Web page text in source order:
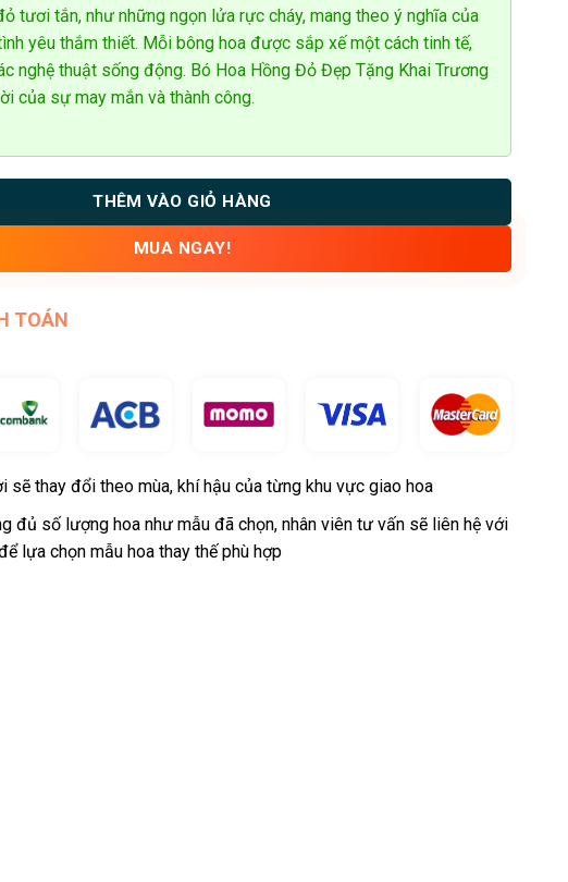
tươi tắn, như những ngọn lửa rực cháy, mang theo ý nghĩa của
yêu thắm thiết. Mỗi bông hoa được sắp xế một cách tinh tế,
nghệ thuật sống động. Bó Hoa Hồng Đỏ Đẹp Tặng Khai Trương
của sự may mắn và thành công.
THÊM VÀO GIỎ HÀNG
MUA NGAY!
TOÁN
sẽ thay đổi theo mùa, khí hậu của từng khu vực giao hoa
đủ số lượng hoa như mẫu đã chọn, nhân viên tư vấn sẽ liên hệ với
lựa chọn mẫu hoa thay thế phù hợp